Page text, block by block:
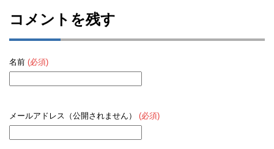
コメントを残す
名前 (必須)
メールアドレス（公開されません） (必須)